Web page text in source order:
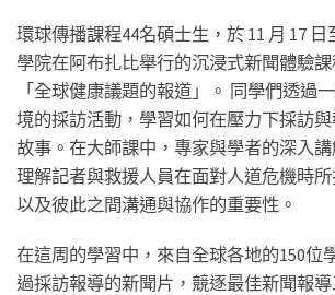
環球傳播課程44名碩士生，於 11 月 17 日
學院在阿布扎比舉行的沉浸式新聞體驗
「全球健康議題的報道」。 同學們透過
境的採訪活動，學習如何在壓力下採訪
故事。在大師課中，專家與學者的深入
理解記者與救援人員在面對人道危機時所
以及彼此之間溝通與協作的重要性。
在這周的學習中，來自全球各地的150位
過採訪報導的新聞片，競逐最佳新聞報